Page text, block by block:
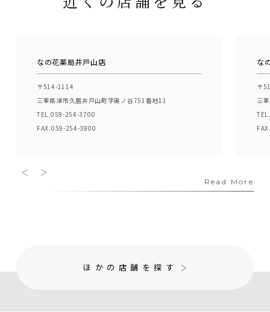
なの花薬局井戸山店
〒514-1114
三重県津市久居井戸山町字奥ノ谷751番地11
TEL.059-254-3700
FAX.059-254-3800
な
〒
三
Read More
ほかの店舗を探す